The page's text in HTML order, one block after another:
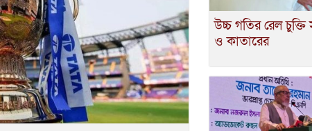
উচ্চ গতির রেল
ও কাতারের